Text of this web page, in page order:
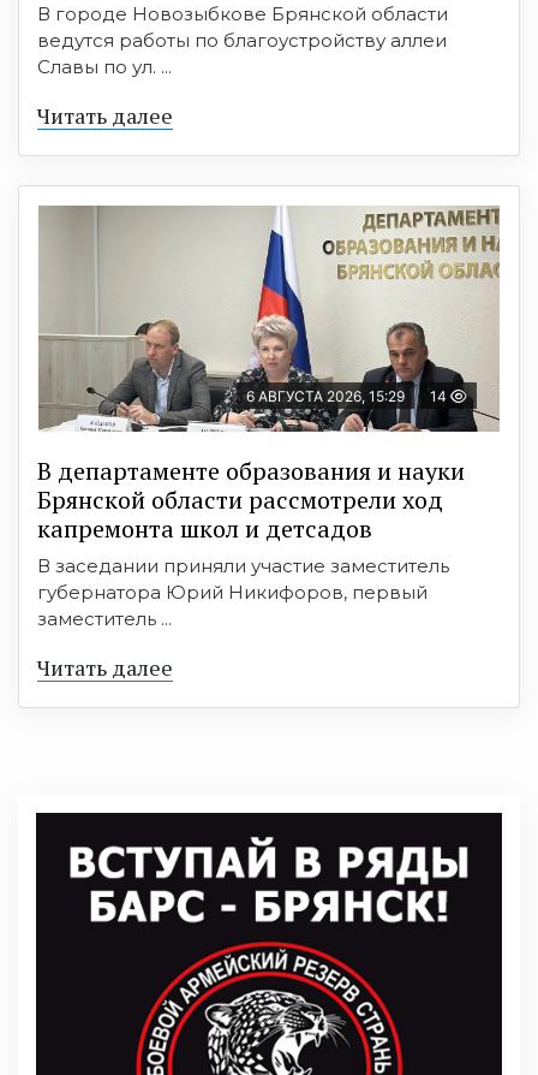
В городе Новозыбкове Брянской области
ведутся работы по благоустройству аллеи
Славы по ул. ...
Читать далее
6 АВГУСТА 2026, 15:29 14
В департаменте образования и науки
Брянской области рассмотрели ход
капремонта школ и детсадов
В заседании приняли участие заместитель
губернатора Юрий Никифоров, первый
заместитель ...
Читать далее